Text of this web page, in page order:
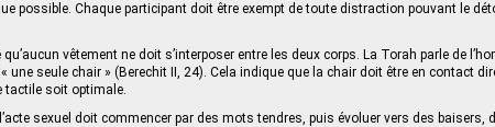
possible. Chaque participant doit être exempt de toute distraction pouvant le
qu’aucun vêtement ne doit s’interposer entre les deux corps. La Torah parle de
une seule chair » (Berechit II, 24). Cela indique que la chair doit être en contact
tactile soit optimale.
sexuel doit commencer par des mots tendres, puis évoluer vers des baisers,